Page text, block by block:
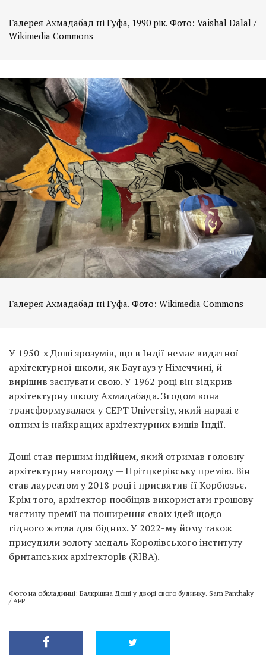
Галерея Ахмадабад ні Гуфа, 1990 рік. Фото: Vaishal Dalal /
Wikimedia Commons
Галерея Ахмадабад ні Гуфа. Фото: Wikimedia Commons
У 1950-х Доші зрозумів, що в Індії немає видатної
архітектурної школи, як Баугауз у Німеччині, й
вирішив заснувати свою. У 1962 році він відкрив
архітектурну школу Ахмадабада. Згодом вона
трансформувалася у СЕРТ University, який наразі є
одним із найкращих архітектурних вишів Індії.
Доші став першим індійцем, який отримав головну
архітектурну нагороду — Прітцкерівську премію. Він
став лауреатом у 2018 році і присвятив її Корбюзьє.
Крім того, архітектор пообіцяв використати грошову
частину премії на поширення своїх ідей щодо
гідного житла для бідних. У 2022-му йому також
присудили золоту медаль Королівського інституту
британських архітекторів (RIBA).
Фото на обкладинці: Балкрішна Доші у дворі свого будинку. Sam Panthaky
/ AFP